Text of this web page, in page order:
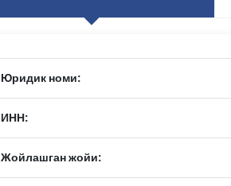
Юридик номи:
ИНН:
Жойлашган жойи: